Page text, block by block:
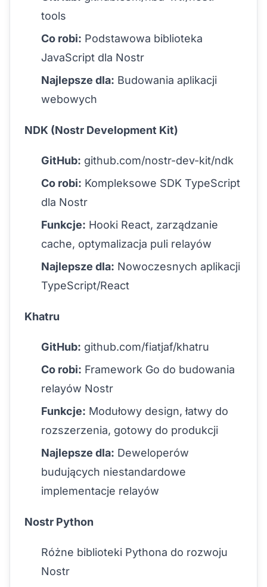
tools
Co robi: Podstawowa biblioteka
JavaScript dla Nostr
Najlepsze dla: Budowania aplikacji
webowych
NDK (Nostr Development Kit)
GitHub: github.com/nostr-dev-kit/ndk
Co robi: Kompleksowe SDK TypeScript
dla Nostr
Funkcje: Hooki React, zarządzanie
cache, optymalizacja puli relayów
Najlepsze dla: Nowoczesnych aplikacji
TypeScript/React
Khatru
GitHub: github.com/fiatjaf/khatru
Co robi: Framework Go do budowania
relayów Nostr
Funkcje: Modułowy design, łatwy do
rozszerzenia, gotowy do produkcji
Najlepsze dla: Deweloperów
budujących niestandardowe
implementacje relayów
Nostr Python
Różne biblioteki Pythona do rozwoju
Nostr